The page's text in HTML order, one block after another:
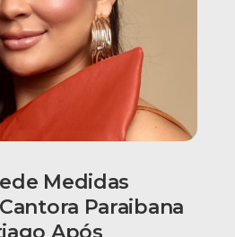
Medidas
Paraibana